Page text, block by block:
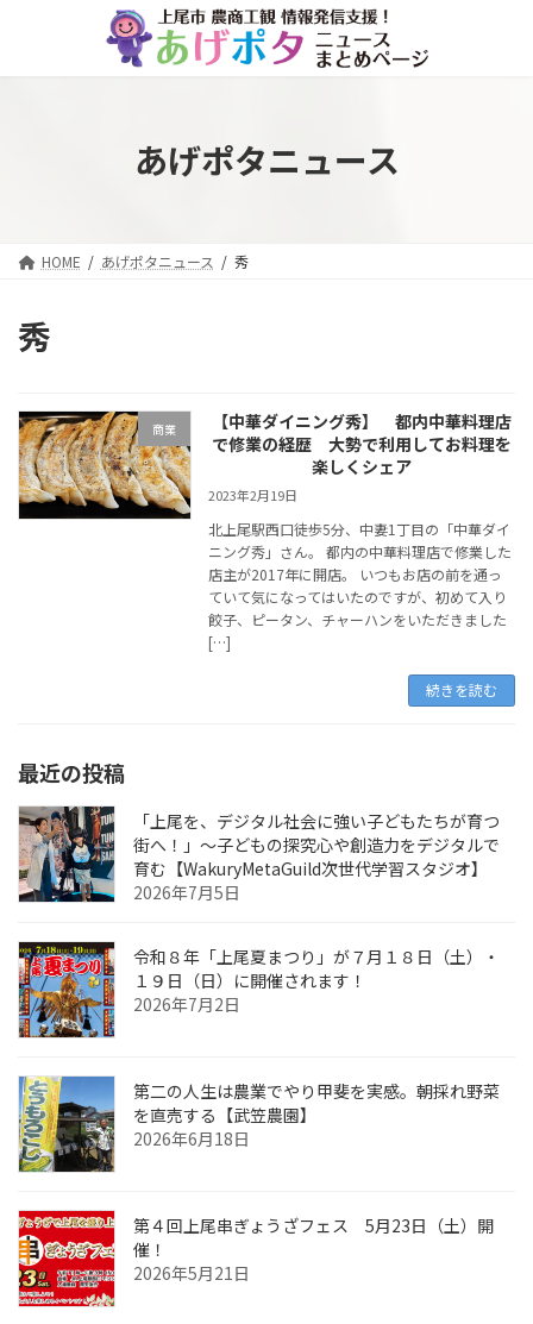
ン
ー
あげポタニュース
HOME あげポタニュース 秀
秀
商業
【中華ダイニング秀】 都内中華料理店
で修業の経歴 大勢で利用してお料理を
楽しくシェア
2023年2月19日
北上尾駅西口徒歩5分、中妻1丁目の「中華ダイ
ニング秀」さん。 都内の中華料理店で修業した
店主が2017年に開店。 いつもお店の前を通っ
ていて気になってはいたのですが、初めて入り
餃子、ピータン、チャーハンをいただきました
[…]
続きを読む
最近の投稿
「上尾を、デジタル社会に強い子どもたちが育つ
街へ！」〜子どもの探究心や創造力をデジタルで
育む【WakuryMetaGuild次世代学習スタジオ】
2026年7月5日
令和８年「上尾夏まつり」が７月１８日（土）・
１９日（日）に開催されます！
2026年7月2日
第二の人生は農業でやり甲斐を実感。朝採れ野菜
を直売する【武笠農園】
2026年6月18日
第４回上尾串ぎょうざフェス 5月23日（土）開
催！
2026年5月21日